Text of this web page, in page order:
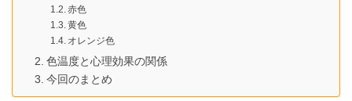
赤色
黄色
オレンジ色
色温度と心理効果の関係
今回のまとめ